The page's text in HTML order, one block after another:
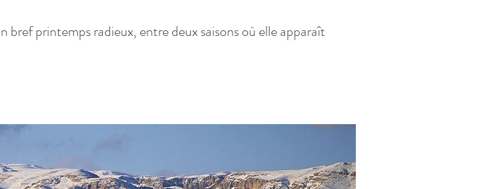
printemps radieux, entre deux saisons où elle apparaît